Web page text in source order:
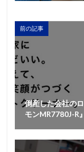
前の記事
倒産した会社の
モンMR7780J-R